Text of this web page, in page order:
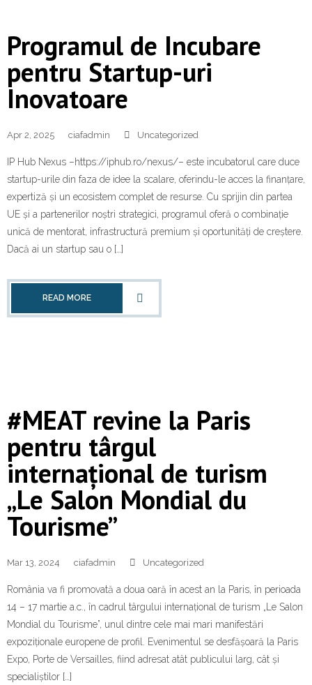
Programul de Incubare
pentru Startup-uri
Inovatoare
Apr 2, 2025 ciafadmin Uncategorized
IP Hub Nexus –https://iphub.ro/nexus/– este incubatorul care duce
startup-urile din faza de idee la scalare, oferindu-le acces la finanțare,
expertiză și un ecosistem complet de resurse. Cu sprijin din partea
UE și a partenerilor noștri strategici, programul oferă o combinație
unică de mentorat, infrastructură premium și oportunități de creștere.
Dacă ai un startup sau o […]
READ MORE
#MEAT revine la Paris
pentru târgul
internațional de turism
„Le Salon Mondial du
Tourisme”
Mar 13, 2024 ciafadmin Uncategorized
România va fi promovată a doua oară în acest an la Paris, în perioada
14 – 17 martie a.c., în cadrul târgului internațional de turism „Le Salon
Mondial du Tourisme”, unul dintre cele mai mari manifestări
expoziționale europene de profil. Evenimentul se desfășoară la Paris
Expo, Porte de Versailles, fiind adresat atât publicului larg, cât și
specialiștilor […]